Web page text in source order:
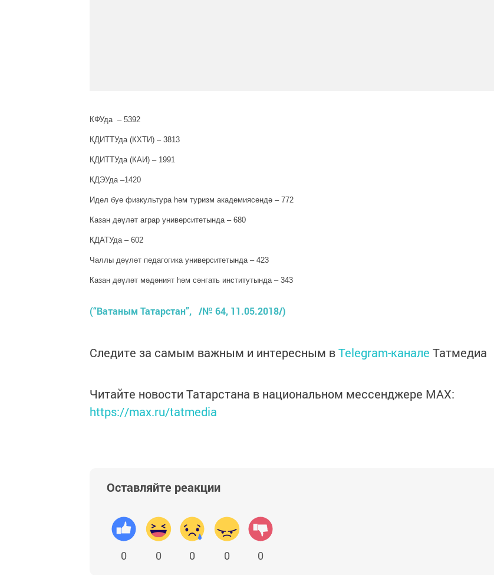
КФУда – 5392
КДИТТУда (КХТИ) – 3813
КДИТТУда (КАИ) – 1991
КДЭУда –1420
Идел буе физкультура һәм туризм академиясендә – 772
Казан дәүләт аграр университетында – 680
КДАТУда – 602
Чаллы дәүләт педагогика уни­верситетында – 423
Казан дәүләт мәдәният һәм сәнгать институтында – 343
(“Ватаным Татарстан”, /№ 64, 11.05.2018/)
Следите за самым важным и интересным вTelegram-канале Татмедиа
Читайте новости Татарстана в национальном мессенджере MАХ:
https://max.ru/tatmedia
Оставляйте реакции
0 0 0 0 0